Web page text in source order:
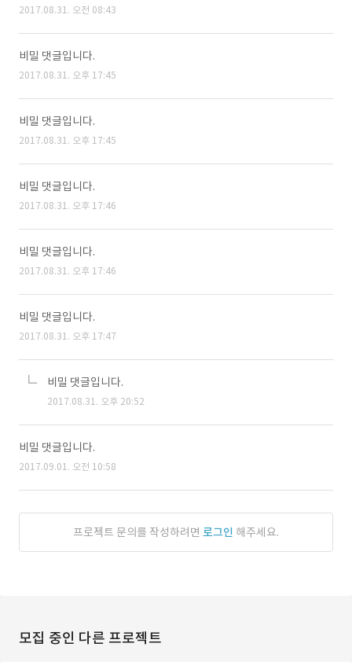
2017.08.31. 오전 08:43
비밀 댓글입니다.
2017.08.31. 오후 17:45
비밀 댓글입니다.
2017.08.31. 오후 17:45
비밀 댓글입니다.
2017.08.31. 오후 17:46
비밀 댓글입니다.
2017.08.31. 오후 17:46
비밀 댓글입니다.
2017.08.31. 오후 17:47
비밀 댓글입니다.
2017.08.31. 오후 20:52
비밀 댓글입니다.
2017.09.01. 오전 10:58
프로젝트 문의를 작성하려면 로그인 해주세요.
모집 중인 다른 프로젝트